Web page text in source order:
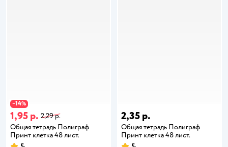
−14%
1,95 р. 2,29 р.
Общая тетрадь Полиграф
Принт клетка 48 лист.
2,35 р.
Общая тетрадь Полиграф
Принт клетка 48 лист.